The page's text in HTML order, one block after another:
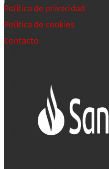
Política de privacidad
Política de cookies
Contacto